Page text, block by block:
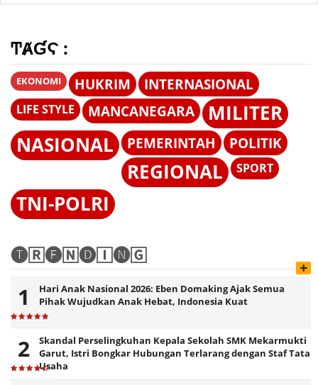
ͲȺƓϚ :
EKONOMI HUKRIM INTERNASIONAL
LIFE STYLE MANCANEGARA
MILITER
NASIONAL
PEMERINTAH POLITIK
REGIONAL SPORT
TNI-POLRI
🅣🅁🅔🄽🅓🄸🅝🄶
+
Hari Anak Nasional 2026: Eben Domaking Ajak Semua
Pihak Wujudkan Anak Hebat, Indonesia Kuat
Skandal Perselingkuhan Kepala Sekolah SMK Mekarmukti
Garut, Istri Bongkar Hubungan Terlarang dengan Staf Tata
Usaha